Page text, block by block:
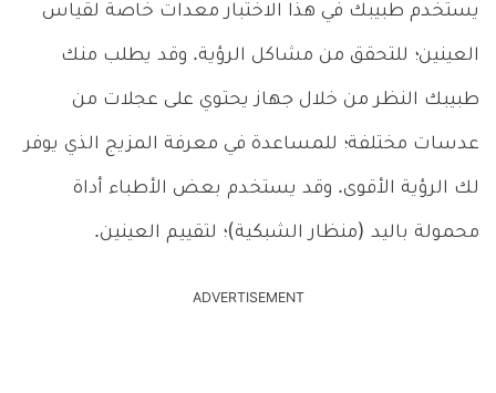
يستخدم طبيبك في هذا الاختبار معدات خاصة لقياس
العينين؛ للتحقق من مشاكل الرؤية. وقد يطلب منك
طبيبك النظر من خلال جهاز يحتوي على عجلات من
عدسات مختلفة؛ للمساعدة في معرفة المزيج الذي يوفر
لك الرؤية الأقوى. وقد يستخدم بعض الأطباء أداة
محمولة باليد (منظار الشبكية)؛ لتقييم العينين.
ADVERTISEMENT